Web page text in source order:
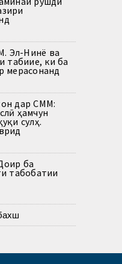
Эл-Нинё ва
табиие, ки ба
мерасонанд
дар СММ:
ҳамчун
сулҳ.
ба
табобатии